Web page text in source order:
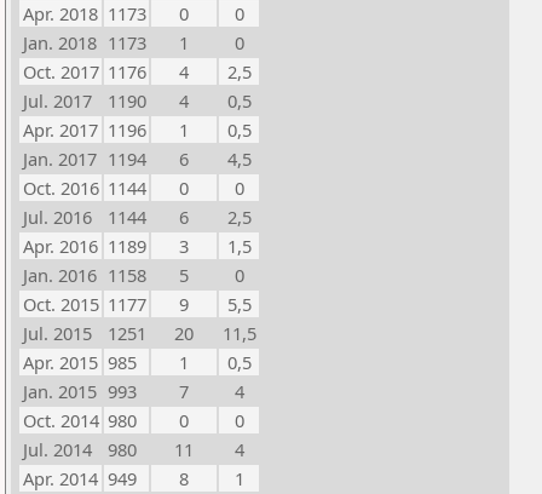
Apr. 2018 1173 0
0
Jan. 2018 1173 1
0
Oct. 2017 1176 4
2,5
Jul. 2017
1190 4
0,5
Apr. 2017 1196 1
0,5
Jan. 2017 1194 6
4,5
Oct. 2016 1144 0
0
Jul. 2016
1144 6
2,5
Apr. 2016 1189 3
1,5
Jan. 2016 1158 5
0
Oct. 2015 1177 9
5,5
Jul. 2015
1251 20
11,5
Apr. 2015 985 1
0,5
Jan. 2015 993 7
4
Oct. 2014 980 0
0
Jul. 2014
980 11
4
Apr. 2014 949 8
1